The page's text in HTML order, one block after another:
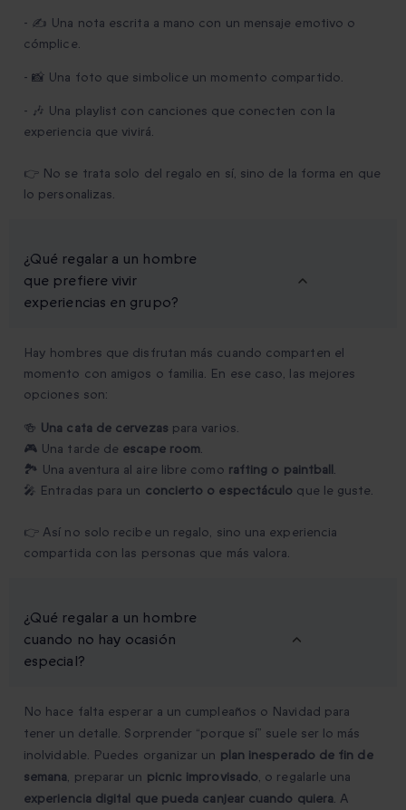
- ✍️ Una nota escrita a mano con un mensaje emotivo o
cómplice.
- 📸 Una foto que simbolice un momento compartido.
- 🎶 Una playlist con canciones que conecten con la
experiencia que vivirá.
👉 No se trata solo del regalo en sí, sino de la forma en que
lo personalizas.
¿Qué regalar a un hombre
que prefiere vivir
experiencias en grupo?
Hay hombres que disfrutan más cuando comparten el
momento con amigos o familia. En ese caso, las mejores
opciones son:
🍻 Una cata de cervezas para varios.
🎮 Una tarde de escape room.
🏞️ Una aventura al aire libre como rafting o paintball.
🎤 Entradas para un concierto o espectáculo que le guste.
👉 Así no solo recibe un regalo, sino una experiencia
compartida con las personas que más valora.
¿Qué regalar a un hombre
cuando no hay ocasión
especial?
No hace falta esperar a un cumpleaños o Navidad para
tener un detalle. Sorprender “porque sí” suele ser lo más
inolvidable. Puedes organizar un plan inesperado de fin de
semana, preparar un picnic improvisado, o regalarle una
experiencia digital que pueda canjear cuando quiera. A